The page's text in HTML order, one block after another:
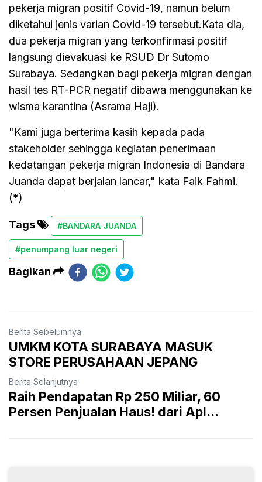
pekerja migran positif Covid-19, namun belum
diketahui jenis varian Covid-19 tersebut.Kata dia,
dua pekerja migran yang terkonfirmasi positif
langsung dievakuasi ke RSUD Dr Sutomo
Surabaya. Sedangkan bagi pekerja migran dengan
hasil tes RT-PCR negatif dibawa menggunakan ke
wisma karantina (Asrama Haji).
"Kami juga berterima kasih kepada pada
stakeholder sehingga kegiatan penerimaan
kedatangan pekerja migran Indonesia di Bandara
Juanda dapat berjalan lancar," kata Faik Fahmi.
(*)
Tags #BANDARA JUANDA
#penumpang luar negeri
Bagikan
Berita Sebelumnya
UMKM KOTA SURABAYA MASUK
STORE PERUSAHAAN JEPANG
Berita Selanjutnya
Raih Pendapatan Rp 250 Miliar, 60
Persen Penjualan Haus! dari Apl...